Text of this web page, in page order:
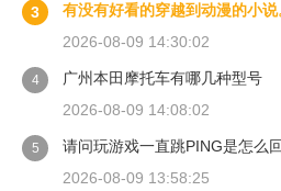
3
有没有好看的穿越到动漫的小说
2026-08-09 14:30:02
4
广州本田摩托车有哪几种型号
2026-08-09 14:08:02
5
请问玩游戏一直跳PING是怎么
2026-08-09 13:58:25